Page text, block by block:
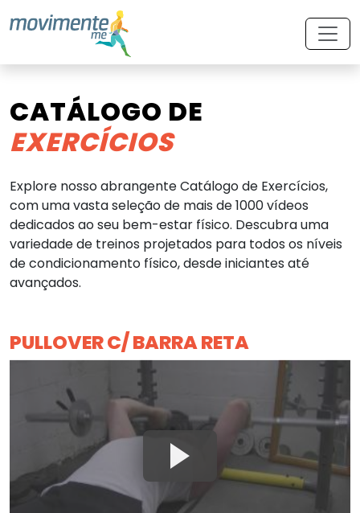
CATÁLOGO DE
EXERCÍCIOS
Explore nosso abrangente Catálogo de Exercícios,
com uma vasta seleção de mais de 1000 vídeos
dedicados ao seu bem-estar físico. Descubra uma
variedade de treinos projetados para todos os níveis
de condicionamento físico, desde iniciantes até
avançados.
PULLOVER C/ BARRA RETA